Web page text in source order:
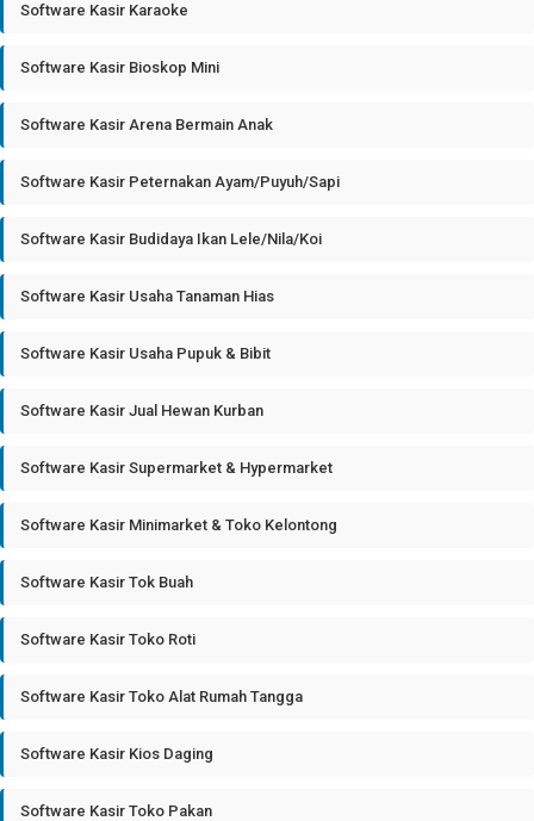
Software Kasir Karaoke
Software Kasir Bioskop Mini
Software Kasir Arena Bermain Anak
Software Kasir Peternakan Ayam/Puyuh/Sapi
Software Kasir Budidaya Ikan Lele/Nila/Koi
Software Kasir Usaha Tanaman Hias
Software Kasir Usaha Pupuk & Bibit
Software Kasir Jual Hewan Kurban
Software Kasir Supermarket & Hypermarket
Software Kasir Minimarket & Toko Kelontong
Software Kasir Tok Buah
Software Kasir Toko Roti
Software Kasir Toko Alat Rumah Tangga
Software Kasir Kios Daging
Software Kasir Toko Pakan